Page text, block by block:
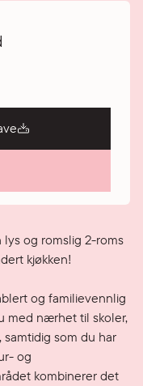
og romslig 2-roms
kjøkken!
og familievennlig
med nærhet til skoler,
som du har
og
kombinerer det